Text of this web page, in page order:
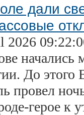
дали
2026
начались
До
провел
герое к